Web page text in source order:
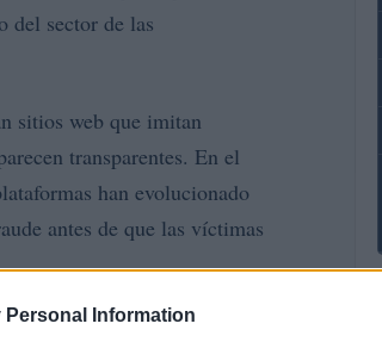
Personal Information
del sector de las
sitios web que imitan
transparentes. En el
han evolucionado
antes de que las víctimas